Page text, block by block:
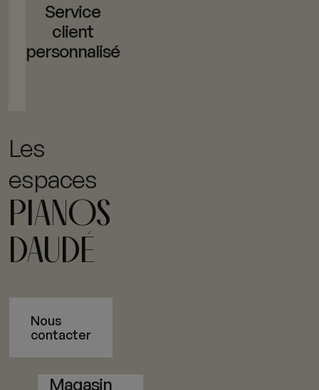
Service
client
personnalisé
Les
espaces
PIANOS
DAUDÉ
Nous
contacter
Magasin